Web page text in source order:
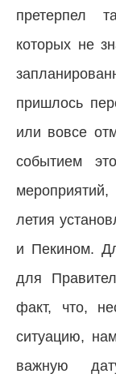
претерпел
которых не
пришлось
или вовсе
событием
летия
и Пекином.
для
факт, что,
ситуацию,
важную